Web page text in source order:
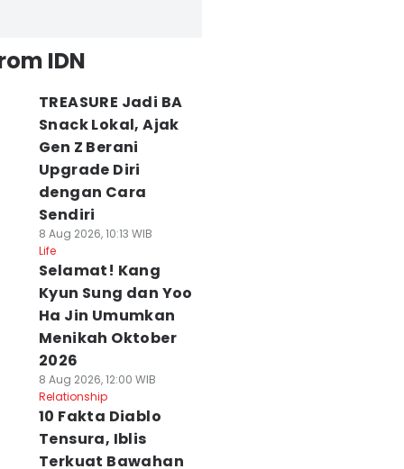
IDN
TREASURE Jadi BA
Snack Lokal, Ajak
Gen Z Berani
Upgrade Diri
dengan Cara
Sendiri
8 Aug 2026, 10:13 WIB
Life
Selamat! Kang
Kyun Sung dan Yoo
Ha Jin Umumkan
Menikah Oktober
2026
8 Aug 2026, 12:00 WIB
Relationship
10 Fakta Diablo
Tensura, Iblis
Terkuat Bawahan